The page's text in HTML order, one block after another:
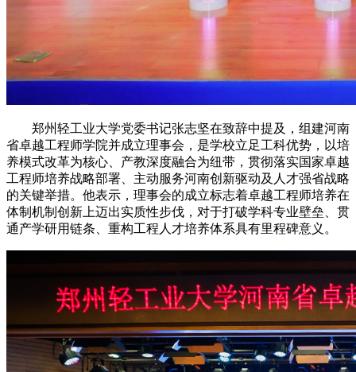
郑州轻工业大学党委书记张志坚在致辞中提及，组建河南
省卓越工程师学院并成立理事会，是学校立足工科优势，以培
养模式改革为核心、产教深度融合为纽带，贯彻落实国家卓越
工程师培养战略部署、主动服务河南创新驱动及人才强省战略
的关键举措。他表示，理事会的成立标志着卓越工程师培养在
体制机制创新上迈出实质性步伐，对于打破学科专业壁垒、贯
通产学研用链条、重构工程人才培养体系具有里程碑意义。